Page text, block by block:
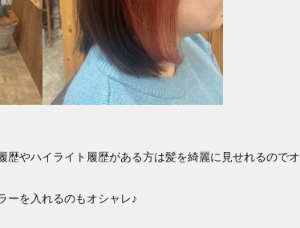
歴やハイライト履歴がある方は髪を綺麗に見せれるのでオ
ーを入れるのもオシャレ♪